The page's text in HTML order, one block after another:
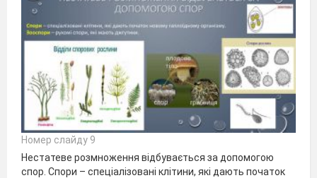
Номер слайду 9
Нестатеве розмноження відбувається за допомогою
спор. Спори – спеціалізовані клітини, які дають початок